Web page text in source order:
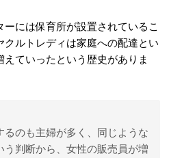
には保育所が設置されているこ
クルトレディは家庭への配達とい
ていったという歴史がありま
るのも主婦が多く、同じような
う判断から、女性の販売員が増